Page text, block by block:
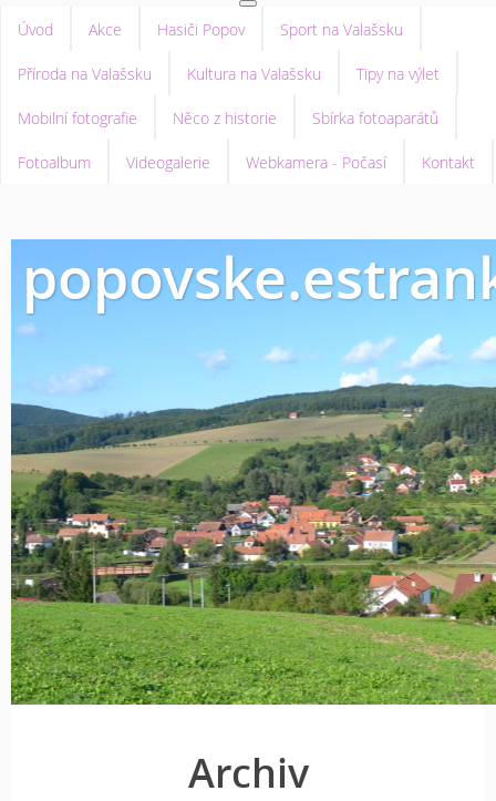
Úvod Akce Hasiči Popov Sport na Valašsku
Příroda na Valašsku Kultura na Valašsku Tipy na výlet
Mobilní fotografie Něco z historie Sbírka fotoaparátů
Fotoalbum Videogalerie Webkamera - Počasí Kontakt
Archiv